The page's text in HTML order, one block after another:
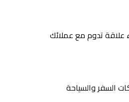
علاقة تدوم مع عملائك
السفر والسياحة